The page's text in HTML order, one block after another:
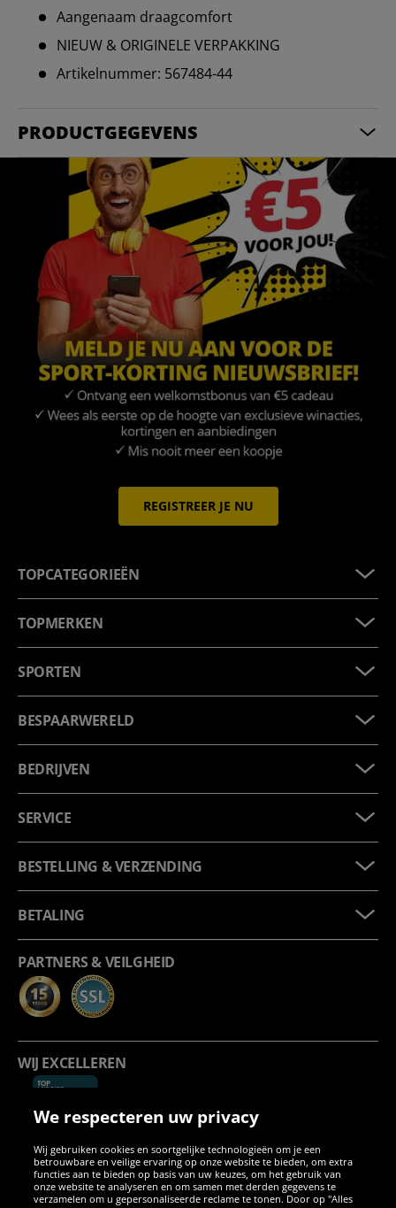
Aangenaam draagcomfort
NIEUW & ORIGINELE VERPAKKING
Artikelnummer: 567484-44
PRODUCTGEGEVENS
REGISTREER JE NU
TOPCATEGORIEËN
TOPMERKEN
SPORTEN
BESPAARWERELD
BEDRIJVEN
SERVICE
BESTELLING & VERZENDING
BETALING
PARTNERS & VEILGHEID
WIJ EXCELLEREN
SOCIALE MEDIA
We respecteren uw privacy
Wij gebruiken cookies en soortgelijke technologieën om je een
betrouwbare en veilige ervaring op onze website te bieden, om extra
functies aan te bieden op basis van uw keuzes, om het gebruik van
onze website te analyseren en om samen met derden gegevens te
verzamelen om u gepersonaliseerde reclame te tonen. Door op "Alles